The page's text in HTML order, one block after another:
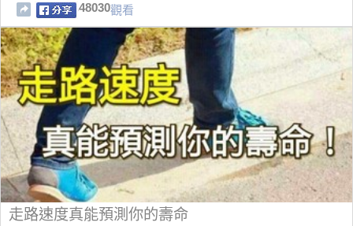
48030觀看
走路速度真能預測你的壽命